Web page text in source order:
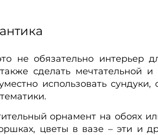
не обязательно интерьер
сделать мечтательной и
использовать
орнамент на обоях
цветы в вазе – эти и